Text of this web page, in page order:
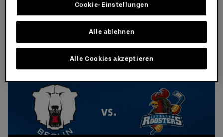
Eisbären Berlin - Straubing
Tigers
Infos
Cookie-Einstellungen
Alle ablehnen
Alle Cookies akzeptieren